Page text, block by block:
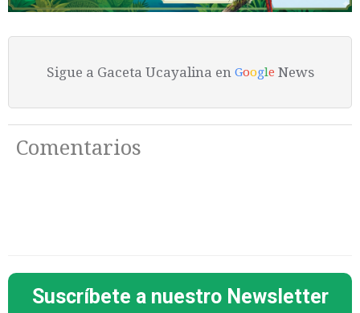
Sigue a Gaceta Ucayalina en Google News
Comentarios
Suscríbete a nuestro Newsletter